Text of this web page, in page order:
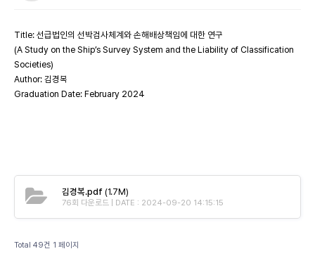
Title: 선급법인의 선박검사체계와 손해배상책임에 대한 연구
(A Study on the Ship’s Survey System and the Liability of Classification
Societies)
Author: 김경복
Graduation Date: February 2024
김경복.pdf (1.7M)
76회 다운로드 | DATE : 2024-09-20 14:15:15
Total 49건 1 페이지